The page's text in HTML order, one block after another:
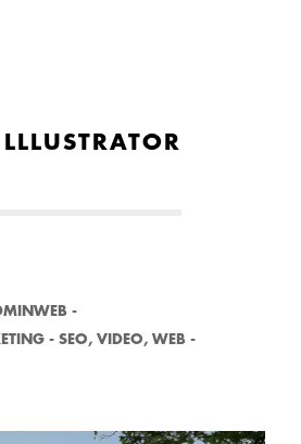
LLLUSTRATOR
-
- SEO, VIDEO, WEB -